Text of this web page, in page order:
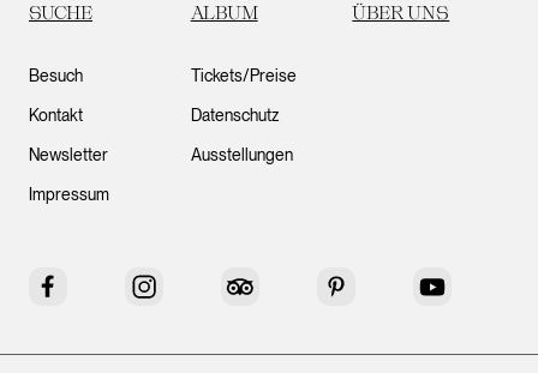
SUCHE ALBUM ÜBER UNS
Besuch
Kontakt
Newsletter
Impressum
Tickets/Preise
Datenschutz
Ausstellungen
Facebook Instagram Tripadvisor Pinterest YouTube